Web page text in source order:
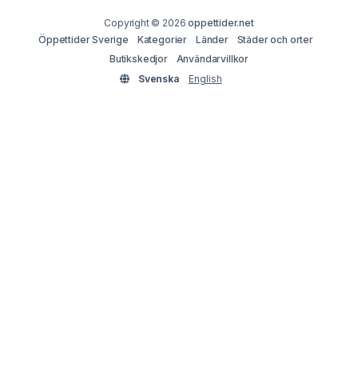
Copyright © 2026oppettider.net
Öppettider Sverige
Kategorier Länder
Städer och orter
Butikskedjor
Användarvillkor
Svenska
English